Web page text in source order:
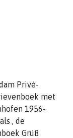
Privé-
met
1956-
, de
Grüß